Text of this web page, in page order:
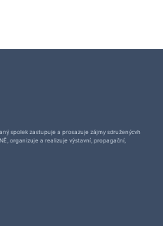
spolek zastupuje a prosazuje zájmy sdruženýcvh
organizuje a realizuje výstavní, propagační,